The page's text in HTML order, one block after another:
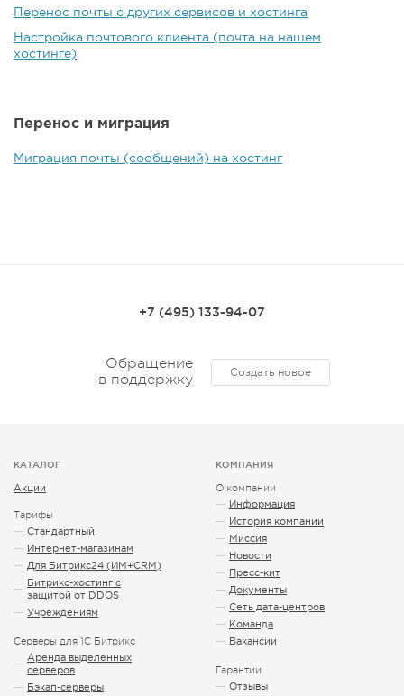
Перенос почты с других сервисов и хостинга
Настройка почтового клиента (почта на нашем
хостинге)
Перенос и миграция
Миграция почты (сообщений) на хостинг
+7 (495) 133-94-07
Обращение
в поддержку
Создать новое
КАТАЛОГ
Акции
Тарифы
Стандартный
Интернет-магазинам
Для Битрикс24 (ИМ+CRM)
Битрикс-хостинг с
защитой от DDOS
Учреждениям
Серверы для 1С Битрикс
Аренда выделенных
серверов
Бэкап-серверы
КОМПАНИЯ
О компании
Информация
История компании
Миссия
Новости
Пресс-кит
Документы
Сеть дата-центров
Команда
Вакансии
Гарантии
Отзывы